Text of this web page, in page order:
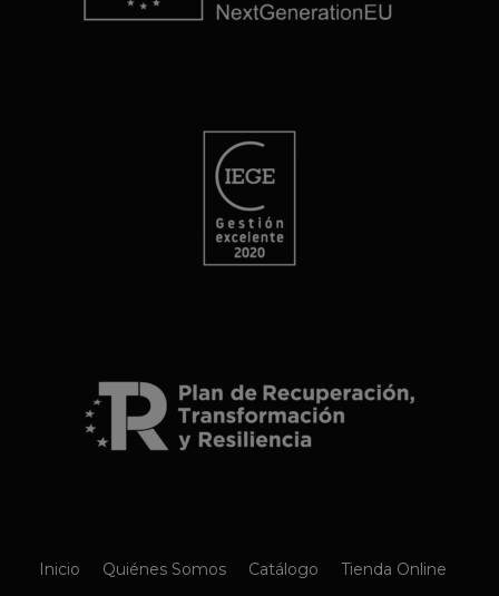
Inicio Quiénes Somos Catálogo
Tienda Online